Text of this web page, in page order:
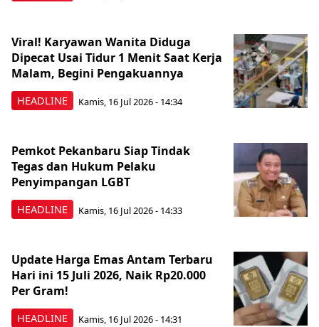
HEADLINE
Viral! Karyawan Wanita Diduga
Dipecat Usai Tidur 1 Menit Saat Kerja
Malam, Begini Pengakuannya
Kamis, 16 Jul 2026 - 14:34
HEADLINE
Pemkot Pekanbaru Siap Tindak
Tegas dan Hukum Pelaku
Penyimpangan LGBT
Kamis, 16 Jul 2026 - 14:33
HEADLINE
Update Harga Emas Antam Terbaru
Hari ini 15 Juli 2026, Naik Rp20.000
Per Gram!
Kamis, 16 Jul 2026 - 14:31